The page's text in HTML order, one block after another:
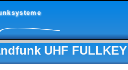
UHF FULLKEY